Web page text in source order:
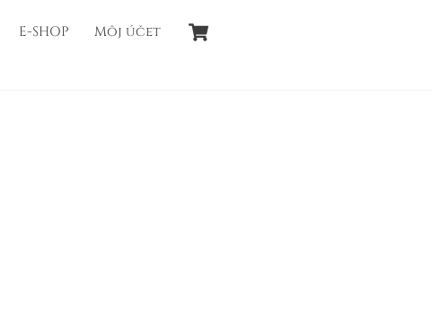
E-SHOP Môj účet